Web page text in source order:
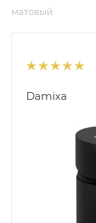
матовый
Damixa